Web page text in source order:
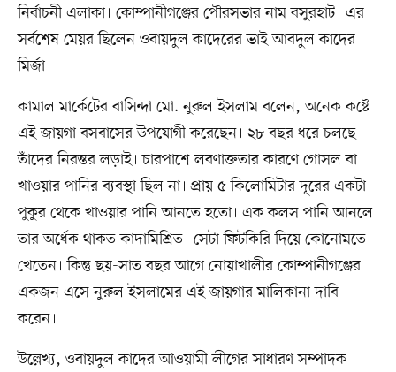
নির্বাচনী এলাকা। কোম্পানীগঞ্জের পৌরসভার নাম বসুরহাট। এর
সর্বশেষ মেয়র ছিলেন ওবায়দুল কাদেরের ভাই আবদুল কাদের
মির্জা।
কামাল মার্কেটের বাসিন্দা মো. নুরুল ইসলাম বলেন, অনেক কষ্টে
এই জায়গা বসবাসের উপযোগী করেছেন। ২৮ বছর ধরে চলছে
তাঁদের নিরন্তর লড়াই। চারপাশে লবণাক্ততার কারণে গোসল বা
খাওয়ার পানির ব্যবস্থা ছিল না। প্রায় ৫ কিলোমিটার দূরের একটা
পুকুর থেকে খাওয়ার পানি আনতে হতো। এক কলস পানি আনলে
তার অর্ধেক থাকত কাদামিশ্রিত। সেটা ফিটকিরি দিয়ে কোনোমতে
খেতেন। কিন্তু ছয়-সাত বছর আগে নোয়াখালীর কোম্পানীগঞ্জের
একজন এসে নুরুল ইসলামের এই জায়গার মালিকানা দাবি
করেন।
উল্লেখ্য, ওবায়দুল কাদের আওয়ামী লীগের সাধারণ সম্পাদক